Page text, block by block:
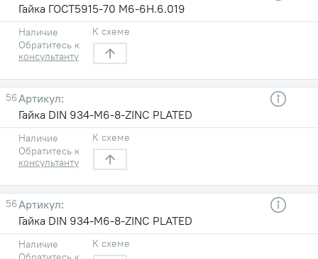
Гайка ГОСТ5915-70 М6-6H.6.019
Наличие
Обратитесь к
консультанту
К схеме
56
Гайка DIN 934-M6-8-ZINC PLATED
Наличие
Обратитесь к
консультанту
К схеме
56
Гайка DIN 934-M6-8-ZINC PLATED
Наличие
К схеме